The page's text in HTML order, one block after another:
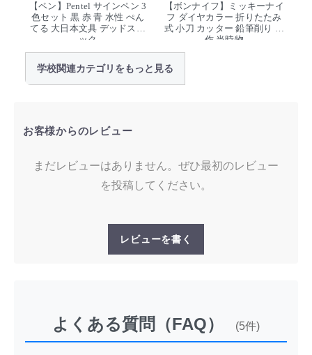
【ペン】Pentel サインペン 3
色セット 黒 赤 青 水性 ぺん
てる 大日本文具 デッドスト
ック
【ボンナイフ】ミッキーナイ
フ ダイヤカラー 折りたたみ
式 小刀 カッター 鉛筆削り 工
作 当時物
学校関連カテゴリをもっと見る
お客様からのレビュー
まだレビューはありません。ぜひ最初のレビュー
を投稿してください。
レビューを書く
よくある質問（FAQ） (5件)